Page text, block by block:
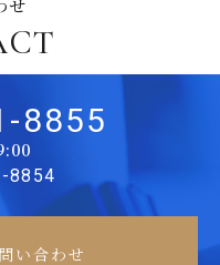
せ
8855
8854
い合わせ